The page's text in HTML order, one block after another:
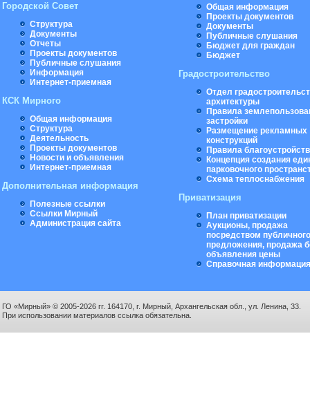
Городской Совет
Структура
Документы
Отчеты
Проекты документов
Публичные слушания
Информация
Интернет-приемная
КСК Мирного
Общая информация
Структура
Деятельность
Проекты документов
Новости и объявления
Интернет-приемная
Дополнительная информация
Полезные ссылки
Ссылки Мирный
Администрация сайта
Общая информация
Проекты документов
Документы
Публичные слушания
Бюджет для граждан
Бюджет
Градостроительство
Отдел
архитектуры
Правила
застройки
Размещение рекламных
конструкций
Правила
Концепция создания
парковочного
Схема теплоснабжения
Приватизация
План приватизации
Аукционы, продажа
посредством публичного
предложения, продажа
объявления цены
Справочная информация
ГО «Мирный» © 2005-2026 гг. 164170, г. Мирный, Архангельская обл., ул. Ленина, 33.
При использовании материалов ссылка обязательна.